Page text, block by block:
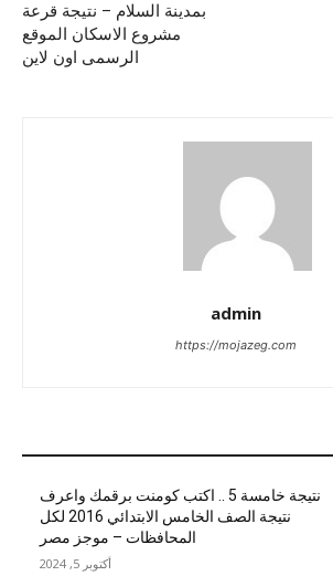
بمدينة السلام – نتيجة قرعة
مشروع الاسكان الموقع
الرسمى اون لاين
admin
https://mojazeg.com
نتيجة خامسة 5 .. اكتب كومنت برقمك واعرف
نتيجة الصف الخامس الابتدائي 2016 لكل
المحافظات – موجز مصر
أكتوبر 5, 2024